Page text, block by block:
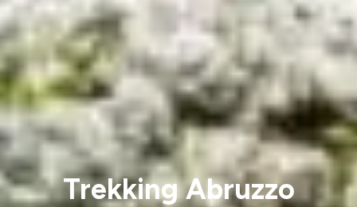
Trekking Abruzzo